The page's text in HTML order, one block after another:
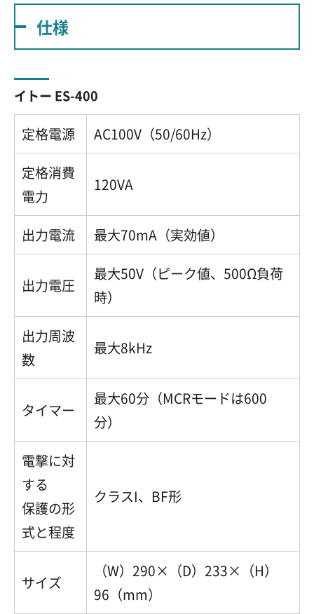
仕様
イトー ES-400
定格電源
AC100V（50/60Hz）
定格消費
電力
120VA
出力電流 最大70mA（実効値）
出力電圧
最大50V（ピーク値、500Ω負荷
時）
出力周波
数
最大8kHz
タイマー
最大60分（MCRモードは600
分）
電撃に対
する
保護の形
式と程度
クラスI、BF形
サイズ
（W）290×（D）233×（H）
96（mm）